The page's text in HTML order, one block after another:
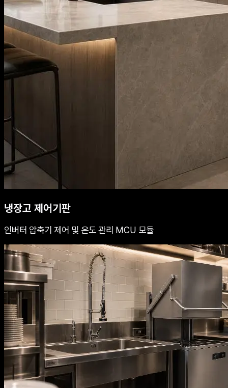
냉장고 제어기판
인버터 압축기 제어 및 온도 관리 MCU 모듈